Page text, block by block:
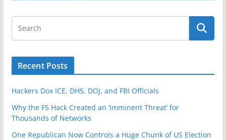
Recent Posts
Hackers Dox ICE, DHS, DOJ, and FBI Officials
Why the F5 Hack Created an ‘Imminent Threat’ for
Thousands of Networks
One Republican Now Controls a Huge Chunk of US Election